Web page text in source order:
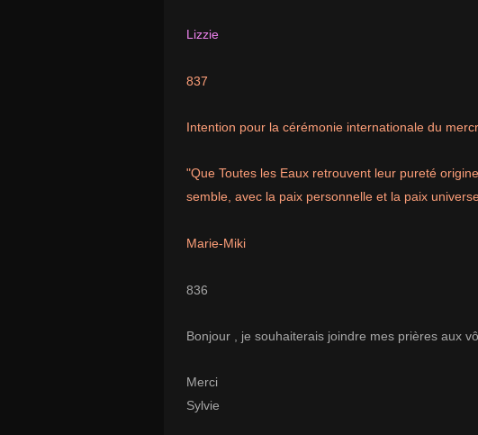
Lizzie
837
Intention pour la cérémonie internationale du
"Que Toutes les Eaux retrouvent leur pureté
semble, avec la paix personnelle et la paix
Marie-Miki
836
Bonjour , je souhaiterais joindre mes prières aux
Merci
Sylvie